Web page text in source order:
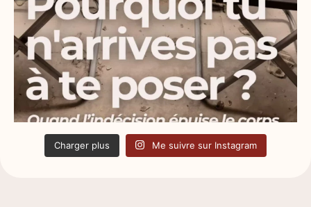
Charger plus Me suivre sur Instagram